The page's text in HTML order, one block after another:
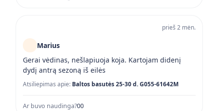
prieš 2 mėn.
Marius
Gerai vėdinas, nešlapiuoja koja. Kartojam didenį
dydį antrą sezoną iš eilės
Atsiliepimas apie: Baltos basutės 25-30 d. G055-61642M
Ar buvo naudinga?00